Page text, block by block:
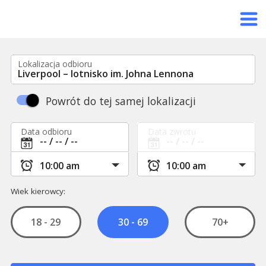
Lokalizacja odbioru
Powrót do tej samej lokalizacji
Data odbioru
Wiek kierowcy:
18 - 29 30 - 69 70+